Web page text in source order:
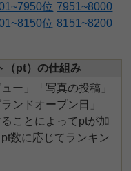
位 7951~8000
位 8151~8200
（pt）の仕組み
ー」「写真の投稿」
ンドオープン日」
ことによってptが加
数に応じてランキン